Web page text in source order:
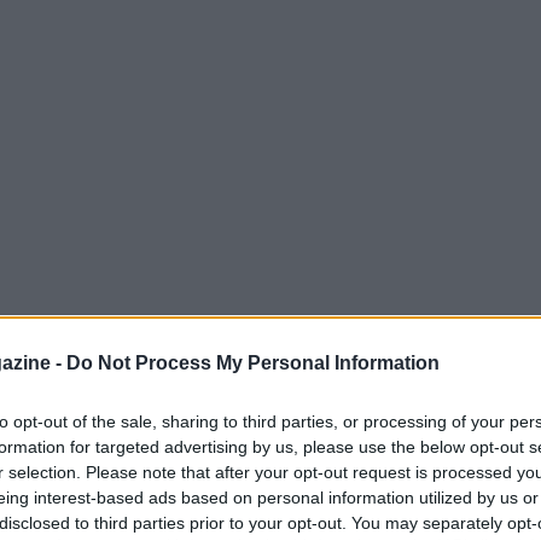
- Do Not Process My Personal Information
opt-out of the sale, sharing to third parties, or processing of your
for targeted advertising by us, please use the below opt-out
selection. Please note that after your opt-out request is processed
interest-based ads based on personal information utilized by us
to third parties prior to your opt-out. You may separately
prima tappa, che si svolgerà il4 luglioa
con un tempo preso individualmente,
e competizione personale.